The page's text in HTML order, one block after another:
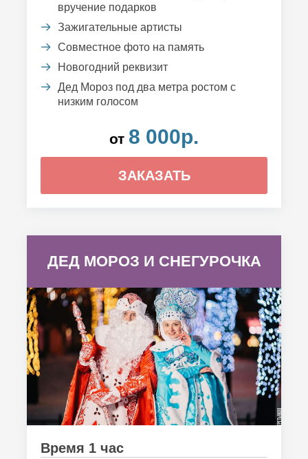
вручение подарков
Зажигательные артисты
Совместное фото на память
Новогодний реквизит
Дед Мороз под два метра ростом с
низким голосом
от 8 000р.
ЗАКАЗАТЬ
ДЕД МОРОЗ И СНЕГУРОЧКА
Время 1 час